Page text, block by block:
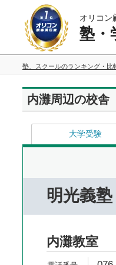
オリコン
塾・
塾、スクールのランキング・比
内灘周辺の校舎
大学受験
明光義塾
内灘教室